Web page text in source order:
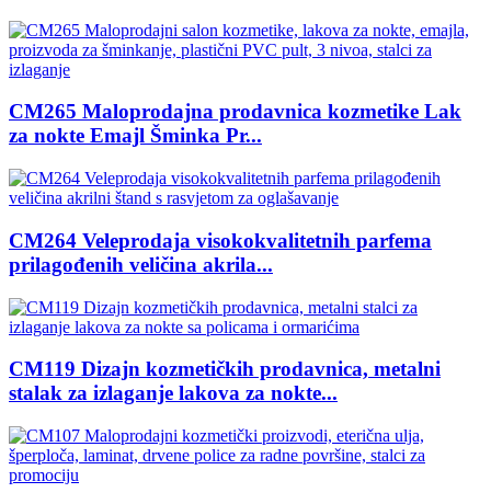
CM265 Maloprodajna prodavnica kozmetike Lak
za nokte Emajl Šminka Pr...
CM264 Veleprodaja visokokvalitetnih parfema
prilagođenih veličina akrila...
CM119 Dizajn kozmetičkih prodavnica, metalni
stalak za izlaganje lakova za nokte...